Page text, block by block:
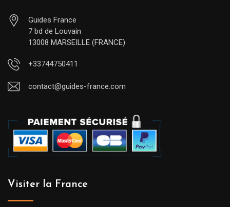
Guides France
7 bd de Louvain
13008 MARSEILLE (FRANCE)
+33744750411
contact@guides-france.com
Visiter la France